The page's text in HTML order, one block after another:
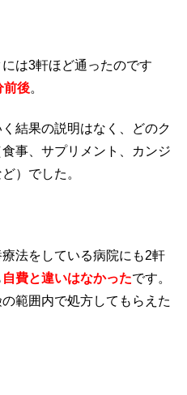
は3軒ほど通ったのです
前後。
結果の説明はなく、どのク
事、サプリメント、カンジ
）でした。
法をしている病院にも2軒
自費と違いはなかったです。
範囲内で処方してもらえた